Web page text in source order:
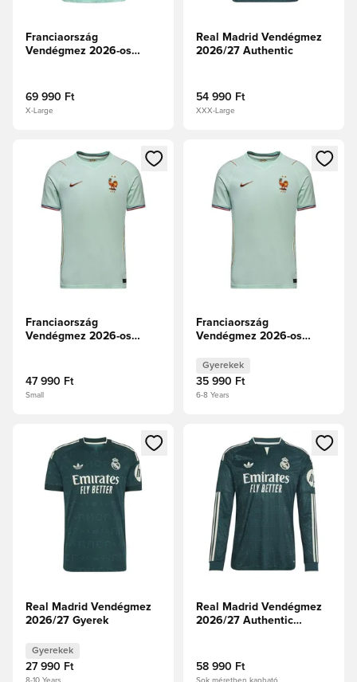
Franciaország
Vendégmez 2026-os
69 990 Ft
X-Large
Real Madrid Vendégmez
2026/27 Authentic
54 990 Ft
XXX-Large
Megnyit egy modált a bejelentkezéshez vagy a tagként
Franciaország
Vendégmez 2026-os
47 990 Ft
Small
Megnyit egy modált a
Franciaország
Vendégmez 2026-os
Gyerekek
35 990 Ft
6-8 Years
Megnyit egy modált a bejelentkezéshez vagy a tagként
Real Madrid Vendégmez
2026/27 Gyerek
Gyerekek
27 990 Ft
8-10 Years
Megnyit egy modált a
Real Madrid Vendégmez
2026/27 Authentic
58 990 Ft
Sok méretben kapható